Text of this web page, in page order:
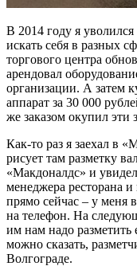
В 2014 году я
искать себя в разных
торгового центра
арендовал
организации. А затем
аппарат за 30 000
же заказом окупил эти
Как-то раз я заехал в
рисует там разметку
«Макдоналдс» и
менеджера ресторана
прямо сейчас – у меня
на телефон. На
им нам надо разметить
можно сказать,
Волгограде.